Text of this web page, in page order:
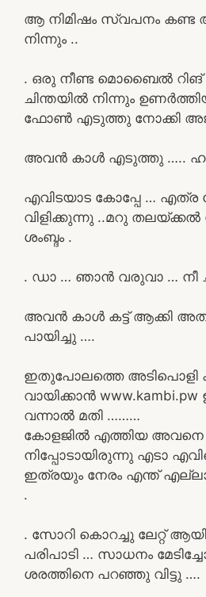
ആ നിമിഷം സ്വപനം കണ്ട
നിന്നും ..
. ഒരു നീണ്ട മൊബൈൽ
ചിന്തയിൽ നിന്നും
ഫോൺ എടുത്തു നോക്കി
അവൻ കാൾ എടുത്തു …..
എവിടയാട കോപ്പേ … എത്ര
വിളിക്കുന്നു ..മറു തലയ്ക്കൽ
ശംബ്ദം .
. ഡാ … ഞാൻ വരുവാ … നീ
അവൻ കാൾ കട്ട് ആക്കി
പായിച്ചു ….
ഇതുപോലത്തെ അടിപൊളി
വായിക്കാൻ
വന്നാൽ മതി ………
കോളജിൽ എത്തിയ
നിപ്പോടായിരുന്നു എടാ
ഇത്രയും നേരം എന്ത്
.
. സോറി കൊറച്ചു ലേറ്റ്
പരിപാടി … സാധനം
ശരത്തിനെ പറഞ്ഞു വിട്ടു ….